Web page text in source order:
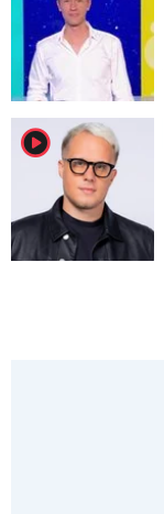
player2